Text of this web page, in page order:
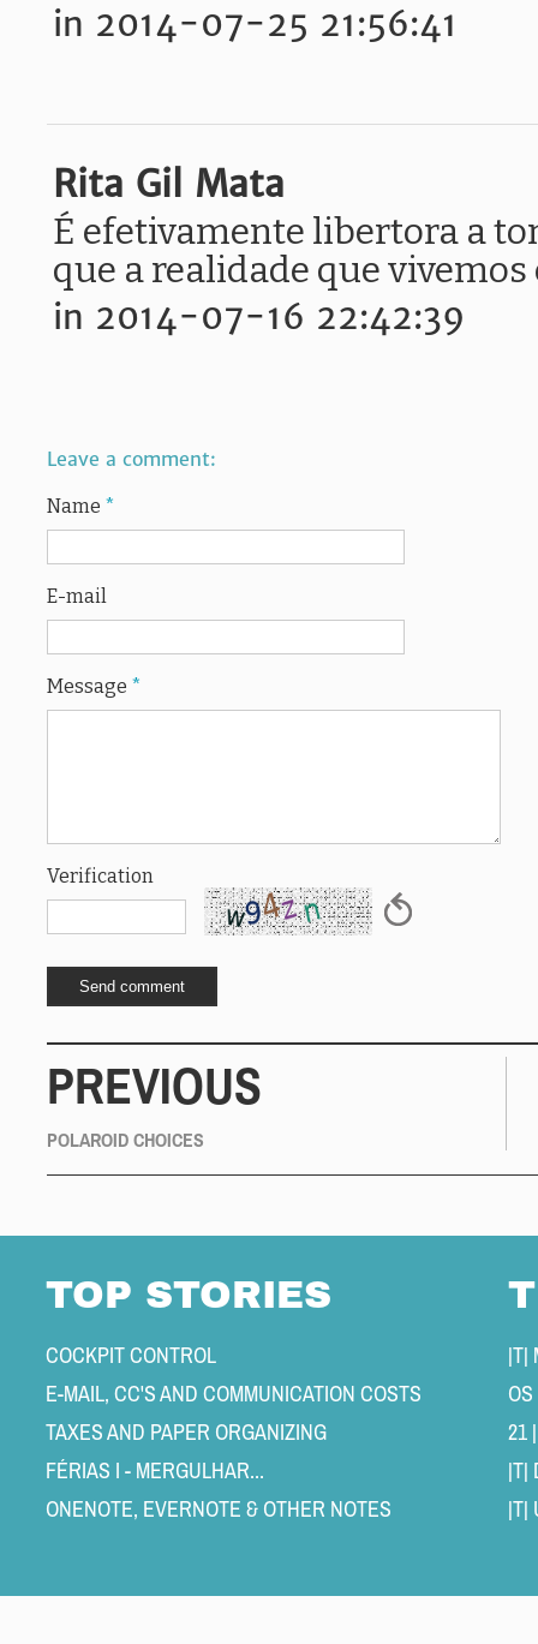
in 2014-07-25 21:56:41
Rita Gil Mata
É efetivamente libertora a
que a realidade que
in 2014-07-16 22:42:39
Leave a comment:
Name *
E-mail
Message *
Verification
PREVIOUS
POLAROID CHOICES
TOP STORIES
COCKPIT CONTROL
E-MAIL, CC'S AND COMMUNICATION COSTS
TAXES AND PAPER ORGANIZING
FÉRIAS I - MERGULHAR...
ONENOTE, EVERNOTE & OTHER NOTES
21
|T|
|T|